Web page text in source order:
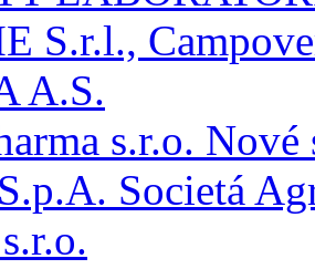
S.r.l.,
A.S.
s.r.o.
Societá